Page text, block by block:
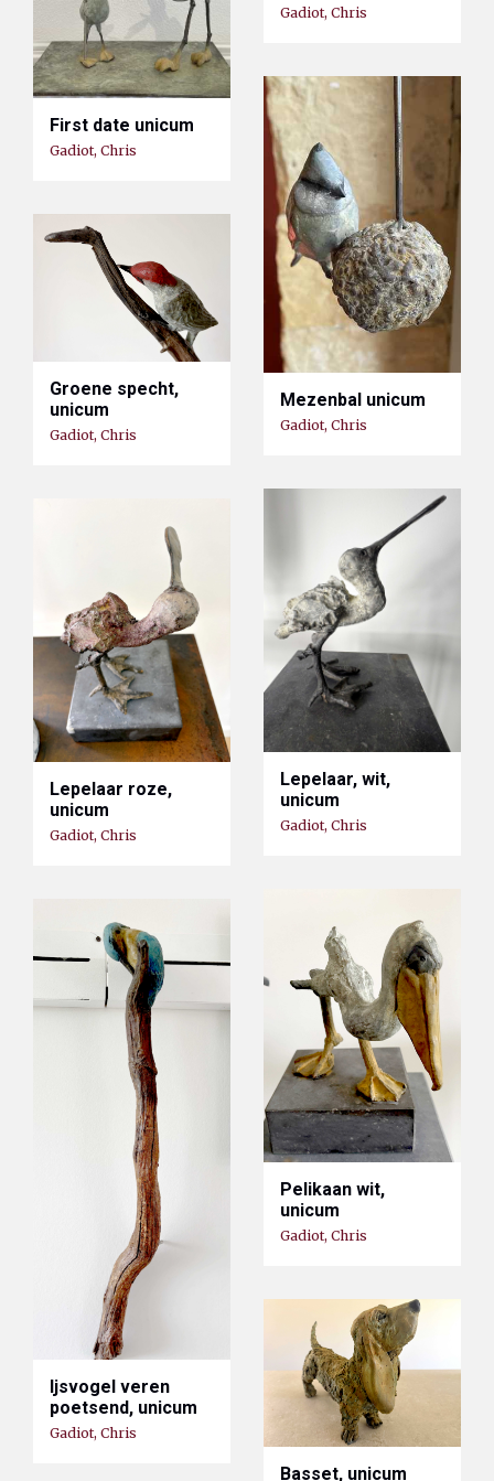
Gadiot, Chris
First date unicum
Gadiot, Chris
Mezenbal unicum
Gadiot, Chris
Groene specht,
unicum
Gadiot, Chris
Lepelaar, wit,
unicum
Gadiot, Chris
Lepelaar roze,
unicum
Gadiot, Chris
Pelikaan wit,
unicum
Gadiot, Chris
Ijsvogel veren
poetsend, unicum
Gadiot, Chris
Basset, unicum